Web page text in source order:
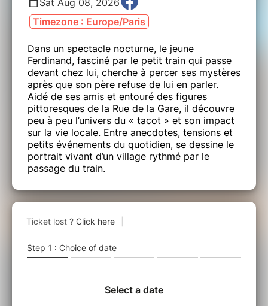
Timezone : Europe/Paris
Dans un spectacle nocturne, le jeune
Ferdinand, fasciné par le petit train qui passe
devant chez lui, cherche à percer ses mystères
après que son père refuse de lui en parler.
Aidé de ses amis et entouré des figures
pittoresques de la Rue de la Gare, il découvre
peu à peu l’univers du « tacot » et son impact
sur la vie locale. Entre anecdotes, tensions et
petits événements du quotidien, se dessine le
portrait vivant d’un village rythmé par le
passage du train.